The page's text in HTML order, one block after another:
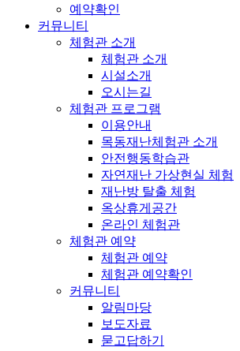
예약확인
커뮤니티
체험관 소개
체험관 소개
시설소개
오시는길
체험관 프로그램
이용안내
목동재난체험관 소개
안전행동학습관
자연재난 가상현실 체험
재난방 탈출 체험
옥상휴게공간
온라인 체험관
체험관 예약
체험관 예약
체험관 예약확인
커뮤니티
알림마당
보도자료
묻고답하기